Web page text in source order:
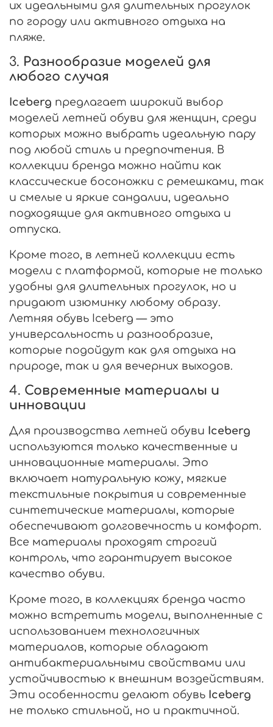
их идеальными для длительных прогулок
по городу или активного отдыха на
пляже.
3. Разнообразие моделей для
любого случая
Iceberg предлагает широкий выбор
моделей летней обуви для женщин, среди
которых можно выбрать идеальную пару
под любой стиль и предпочтения. В
коллекции бренда можно найти как
классические босоножки с ремешками, так
и смелые и яркие сандалии, идеально
подходящие для активного отдыха и
отпуска.
Кроме того, в летней коллекции есть
модели с платформой, которые не только
удобны для длительных прогулок, но и
придают изюминку любому образу.
Летняя обувь Iceberg — это
универсальность и разнообразие,
которые подойдут как для отдыха на
природе, так и для вечерних выходов.
4. Современные материалы и
инновации
Для производства летней обуви Iceberg
используются только качественные и
инновационные материалы. Это
включает натуральную кожу, мягкие
текстильные покрытия и современные
синтетические материалы, которые
обеспечивают долговечность и комфорт.
Все материалы проходят строгий
контроль, что гарантирует высокое
качество обуви.
Кроме того, в коллекциях бренда часто
можно встретить модели, выполненные с
использованием технологичных
материалов, которые обладают
антибактериальными свойствами или
устойчивостью к внешним воздействиям.
Эти особенности делают обувь Iceberg
не только стильной, но и практичной.